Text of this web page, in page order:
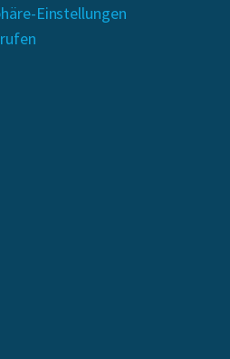
Einstellungen